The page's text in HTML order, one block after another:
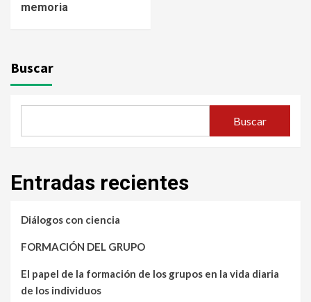
memoria
Buscar
Buscar
Entradas recientes
Diálogos con ciencia
FORMACIÓN DEL GRUPO
El papel de la formación de los grupos en la vida diaria
de los individuos